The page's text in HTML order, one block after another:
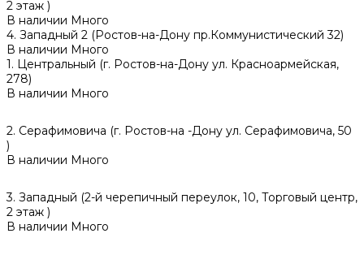
2 этаж )
В наличии Много
4. Западный 2 (Ростов-на-Дону пр.Коммунистический 32)
В наличии Много
1. Центральный (г. Ростов-на-Дону ул. Красноармейская,
278)
В наличии Много
2. Серафимовича (г. Ростов-на -Дону ул. Серафимовича, 50
)
В наличии Много
3. Западный (2-й черепичный переулок, 10, Торговый центр,
2 этаж )
В наличии Много